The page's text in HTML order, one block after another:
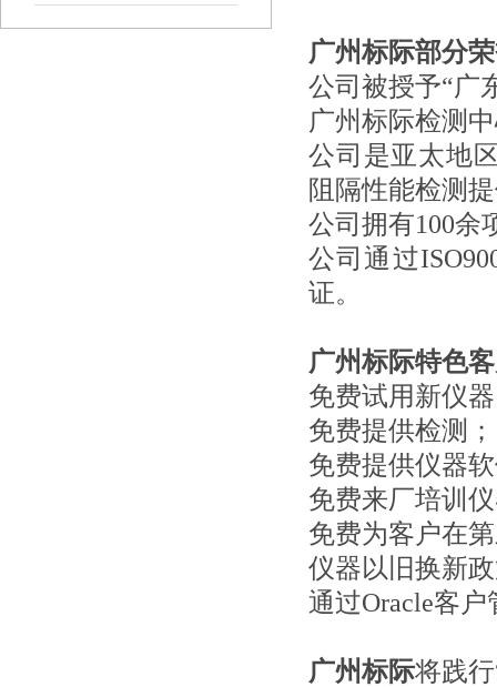
广州标际部分
公司被授予“广
广州标际检测
公司是亚太地
阻隔性能检测
公司拥有100余
公司通过
证。
广州标际特色
免费试用新仪
免费提供检测；
免费提供仪器
免费来厂培训
免费为客户在
仪器以旧换新
通过Oracle客
广州标际将践